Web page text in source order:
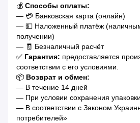
💰 Способы оплаты:
— 💳 Банковская карта (онлайн)
— 💵 Наложенный платёж
получении)
— 🧾 Безналичный расчёт
✅ Гарантия: предоставляется
соответствии с его условиями.
📦 Возврат и обмен:
— В течение 14 дней
— При условии сохранения
— В соответствии с Законом
потребителей»